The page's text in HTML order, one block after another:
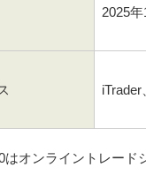
2025
はオンライントレード